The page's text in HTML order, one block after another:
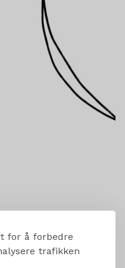
for å forbedre
trafikken